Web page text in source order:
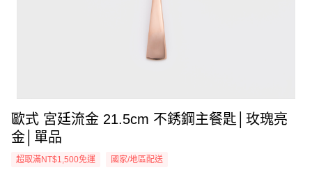
歐式 宮廷流金 21.5cm 不銹鋼主餐匙│玫瑰亮
金│單品
超取滿NT$1,500免運 國家/地區配送